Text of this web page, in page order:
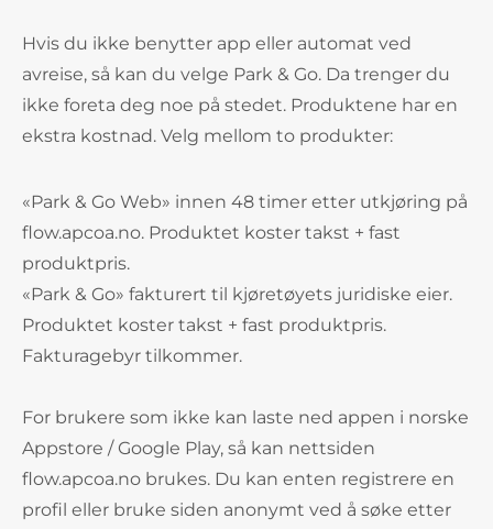
Hvis du ikke benytter app eller automat ved
avreise, så kan du velge Park & Go. Da trenger du
ikke foreta deg noe på stedet. Produktene har en
ekstra kostnad. Velg mellom to produkter:
«Park & Go Web» innen 48 timer etter utkjøring på
flow.apcoa.no. Produktet koster takst + fast
produktpris.
«Park & Go» fakturert til kjøretøyets juridiske eier.
Produktet koster takst + fast produktpris.
Fakturagebyr tilkommer.
For brukere som ikke kan laste ned appen i norske
Appstore / Google Play, så kan nettsiden
flow.apcoa.no brukes. Du kan enten registrere en
profil eller bruke siden anonymt ved å søke etter